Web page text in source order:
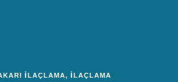
İLAÇLAMA, İLAÇLAMA